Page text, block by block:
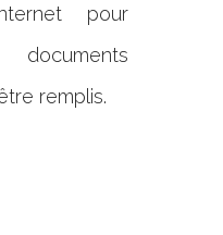
pour
remplis.